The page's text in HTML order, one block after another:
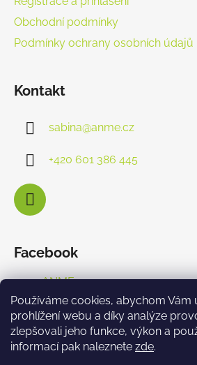
Používáme cookies, abychom Vám
prohlížení webu a díky analýze
zlepšovali jeho funkce, výkon a
informací pak naleznete zde.
Obchodní podmínky
Podmínky ochrany osobních údajů
Kontakt
sabina@anme.cz
+420 601 386 445
Facebook
ANME s.r.o.